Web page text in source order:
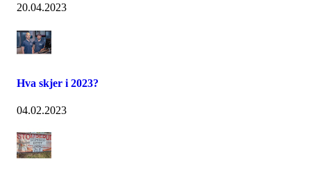
20.04.2023
Hva skjer i 2023?
04.02.2023